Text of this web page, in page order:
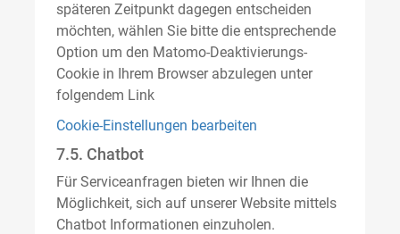
späteren Zeitpunkt dagegen entscheiden
möchten, wählen Sie bitte die entsprechende
Option um den Matomo-Deaktivierungs-
Cookie in Ihrem Browser abzulegen unter
folgendem Link
Cookie-Einstellungen bearbeiten
7.5. Chatbot
Für Serviceanfragen bieten wir Ihnen die
Möglichkeit, sich auf unserer Website mittels
Chatbot Informationen einzuholen.